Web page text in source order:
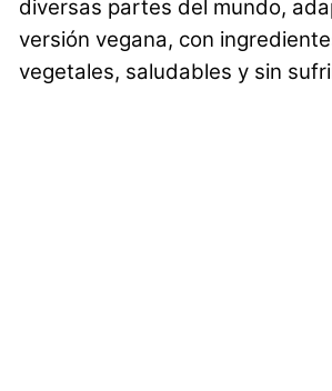
diversas partes del mundo,
versión vegana, con
vegetales, saludables y sin